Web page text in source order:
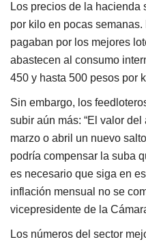
Los precios de la hacienda
por kilo en pocas
pagaban por los mejores
abastecen al consumo
450 y hasta 500 pesos por
Sin embargo, los
subir aún más: “El valor
marzo o abril un nuevo
podría compensar la suba
es necesario que siga en
inflación mensual no se
vicepresidente de la
Los números del sector